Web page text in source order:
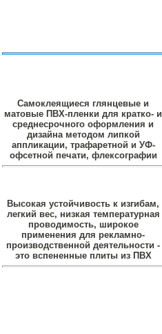
Самоклеящиеся глянцевые и
матовые ПВХ-пленки для кратко- и
среднесрочного оформления и
дизайна методом липкой
аппликации, трафаретной и УФ-
офсетной печати, флексографии
Высокая устойчивость к изгибам,
легкий вес, низкая температурная
проводимость, широкое
применения для рекламно-
производственной деятельности -
это вспененные плиты из ПВХ